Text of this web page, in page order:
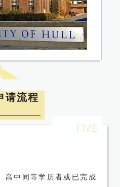
请流程
FIVE
高中同等学历者或已完成